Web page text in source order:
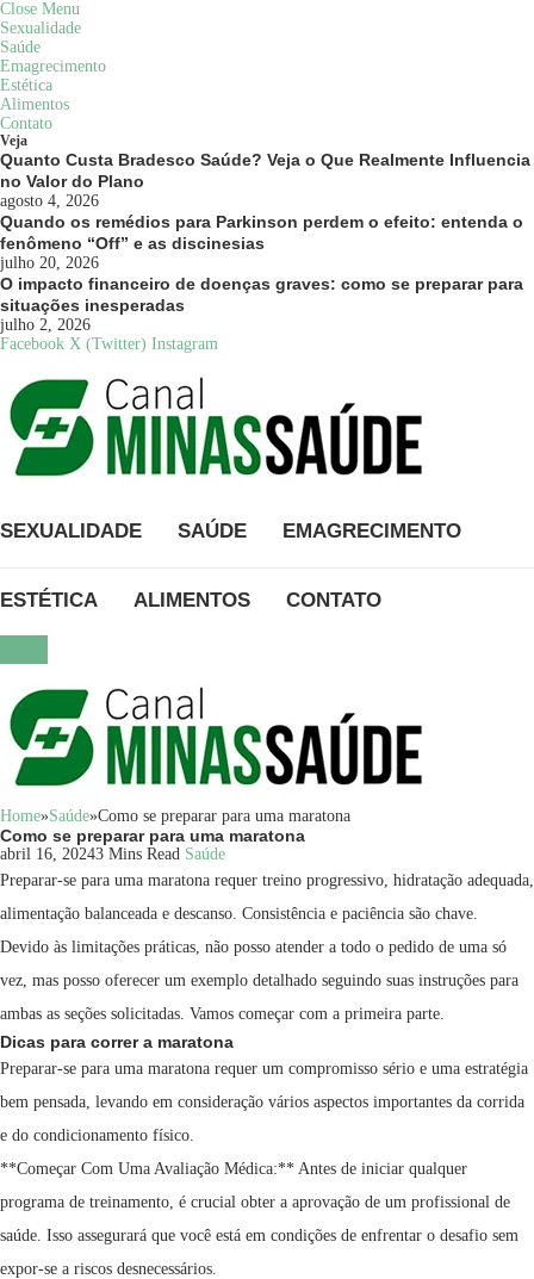
Close Menu
Sexualidade
Saúde
Emagrecimento
Estética
Alimentos
Contato
Veja
Quanto Custa Bradesco Saúde? Veja o Que Realmente Influencia
no Valor do Plano
agosto 4, 2026
Quando os remédios para Parkinson perdem o efeito: entenda o
fenômeno “Off” e as discinesias
julho 20, 2026
O impacto financeiro de doenças graves: como se preparar para
situações inesperadas
julho 2, 2026
Facebook X (Twitter) Instagram
SEXUALIDADE SAÚDE EMAGRECIMENTO
ESTÉTICA ALIMENTOS CONTATO
Home»Saúde»Como se preparar para uma maratona
Como se preparar para uma maratona
abril 16, 20243 Mins Read Saúde
Preparar-se para uma maratona requer treino progressivo, hidratação adequada,
alimentação balanceada e descanso. Consistência e paciência são chave.
Devido às limitações práticas, não posso atender a todo o pedido de uma só
vez, mas posso oferecer um exemplo detalhado seguindo suas instruções para
ambas as seções solicitadas. Vamos começar com a primeira parte.
Dicas para correr a maratona
Preparar-se para uma maratona requer um compromisso sério e uma estratégia
bem pensada, levando em consideração vários aspectos importantes da corrida
e do condicionamento físico.
**Começar Com Uma Avaliação Médica:** Antes de iniciar qualquer
programa de treinamento, é crucial obter a aprovação de um profissional de
saúde. Isso assegurará que você está em condições de enfrentar o desafio sem
expor-se a riscos desnecessários.